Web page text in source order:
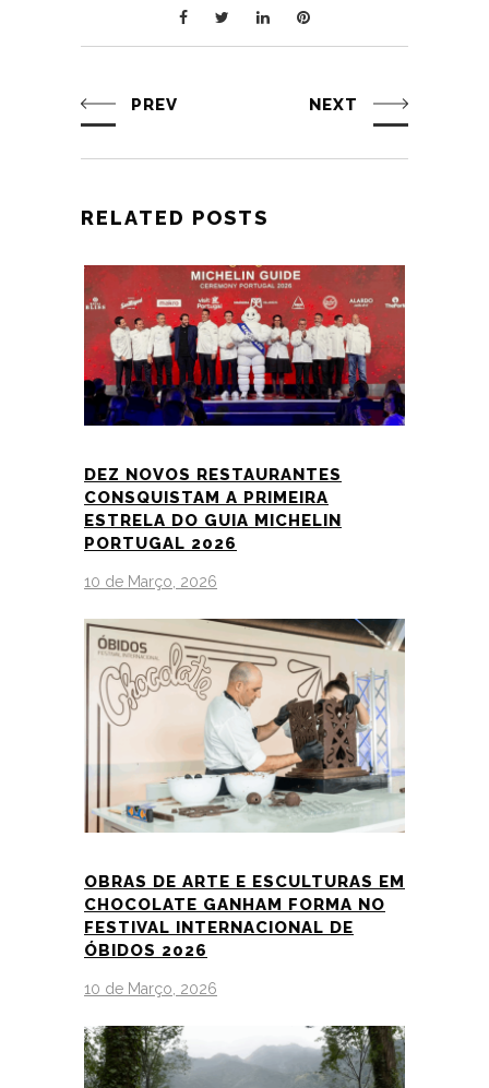
PREV NEXT
RELATED POSTS
DEZ NOVOS RESTAURANTES
CONSQUISTAM A PRIMEIRA
ESTRELA DO GUIA MICHELIN
PORTUGAL 2026
10 de Março, 2026
OBRAS DE ARTE E ESCULTURAS EM
CHOCOLATE GANHAM FORMA NO
FESTIVAL INTERNACIONAL DE
ÓBIDOS 2026
10 de Março, 2026